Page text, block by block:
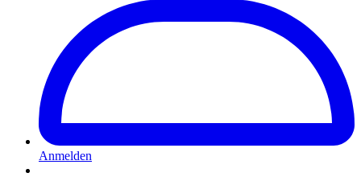
Anmelden